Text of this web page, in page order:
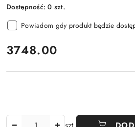
Dostępność:0 szt.
Powiadom gdy produkt będzie
cena:
3748.00